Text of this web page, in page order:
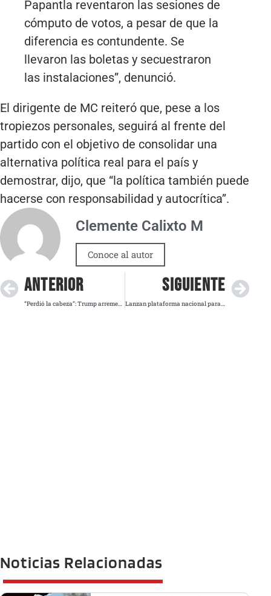
Papantla reventaron las sesiones de
cómputo de votos, a pesar de que la
diferencia es contundente. Se
llevaron las boletas y secuestraron
las instalaciones”, denunció.
El dirigente de MC reiteró que, pese a los
tropiezos personales, seguirá al frente del
partido con el objetivo de consolidar una
alternativa política real para el país y
demostrar, dijo, que “la política también puede
hacerse con responsabilidad y autocrítica”.
Clemente Calixto M
Conoce al autor
ANTERIOR
“Perdió la cabeza”: Trump arremete contra Elon Musk y congela diálogo
SIGUIENTE
Lanzan plataforma nacional para combatir el VIH con enfoque integral y comunitario
Noticias Relacionadas